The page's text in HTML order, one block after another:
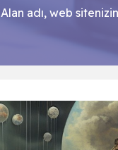
Alan adı, web